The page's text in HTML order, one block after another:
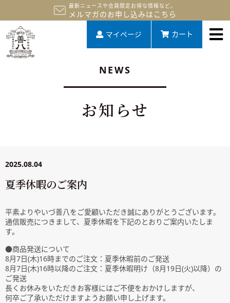
最新ニュースや会員限定お得な情報など。
メルマガのお申し込みはこちら
マイページ カート
NEWS
お知らせ
2025.08.04
夏季休暇のご案内
平素よりやいづ善八をご愛顧いただき誠にありがとうございます。
通信販売につきまして、 夏季休暇を下記のとおりご案内いたしま
す。
●商品発送について
8月7日(木)16時までのご注文： 夏季休暇前のご発送
8月7日(木)16時以降のご注文： 夏季休暇明け（8月19日(火)以降） の
ご発送
長くお休みをいただきお客様にはご不便をおかけしますが、
何卒ご了承いただけますようお願い申し上げます。